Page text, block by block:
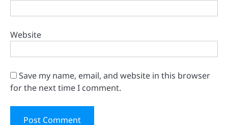
Website
Save my name, email, and website in this browser
for the next time I comment.